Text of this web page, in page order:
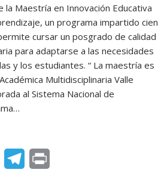
g
r
a
t
la Maestría en Innovación Educativa
un programa impartido cien
cursar un posgrado de calidad
para adaptarse a las necesidades
y los estudiantes. “ La maestría es
Multidisciplinaria Valle
al Sistema Nacional de